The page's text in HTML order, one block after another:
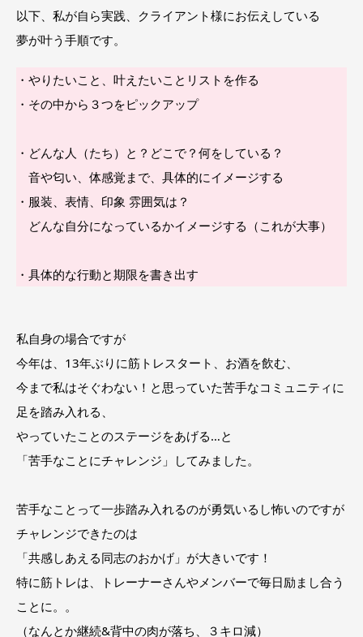
以下、私が自ら実践、クライアント様にお伝えしている
夢が叶う手順です。
・やりたいこと、叶えたいことリストを作る
・その中から３つをピックアップ
・どんな人（たち）と？どこで？何をしている？
音や匂い、体感覚まで、具体的にイメージする
・服装、表情、印象 雰囲気は？
どんな自分になっているかイメージする（これが大事）
・具体的な行動と期限を書き出す
私自身の場合ですが
今年は、13年ぶりに筋トレスタート、お酒を飲む、
今まで私はそぐわない！と思っていた苦手なコミュニティに
足を踏み入れる、
やっていたことのステージをあげる…と
「苦手なことにチャレンジ」してみました。
苦手なことって一歩踏み入れるのが勇気いるし怖いのですが
チャレンジできたのは
「共感しあえる同志のおかげ」が大きいです！
特に筋トレは、トレーナーさんやメンバーで毎日励まし合う
ことに。。
（なんとか継続&背中の肉が落ち、３キロ減）